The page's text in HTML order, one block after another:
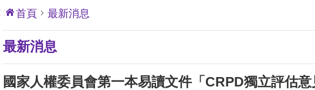
::: 首頁 最新消息
最新消息
國家人權委員會第一本易讀文件「CRPD獨立評估